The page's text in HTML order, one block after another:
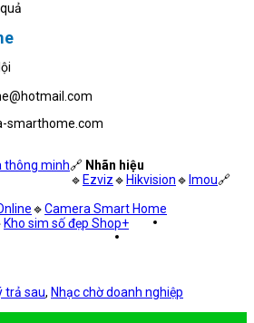
smarthome.com
thông minh🔗 Nhãn hiệu
🔹 Ezviz🔹 Hikvision🔹 Imou🔗
🔹Camera Smart Home
Kho sim số đẹp Shop+
trả sau, Nhạc chờ doanh nghiệp